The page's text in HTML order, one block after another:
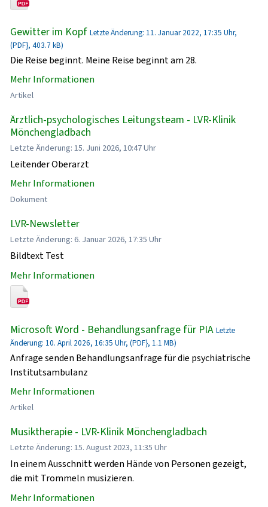
Gewitter im Kopf Letzte Änderung: 11. Januar 2022, 17:35 Uhr,
(PDF}, 403.7 kB)
Die Reise beginnt. Meine Reise beginnt am 28.
Mehr Informationen
Artikel
Ärztlich-psychologisches Leitungsteam - LVR-Klinik
Mönchengladbach
Letzte Änderung: 15. Juni 2026, 10:47 Uhr
Leitender Oberarzt
Mehr Informationen
Dokument
LVR-Newsletter
Letzte Änderung: 6. Januar 2026, 17:35 Uhr
Bildtext Test
Mehr Informationen
Microsoft Word - Behandlungsanfrage für PIA Letzte
Änderung: 10. April 2026, 16:35 Uhr, (PDF}, 1.1 MB)
Anfrage senden Behandlungsanfrage für die psychiatrische
Institutsambulanz
Mehr Informationen
Artikel
Musiktherapie - LVR-Klinik Mönchengladbach
Letzte Änderung: 15. August 2023, 11:35 Uhr
In einem Ausschnitt werden Hände von Personen gezeigt,
die mit Trommeln musizieren.
Mehr Informationen